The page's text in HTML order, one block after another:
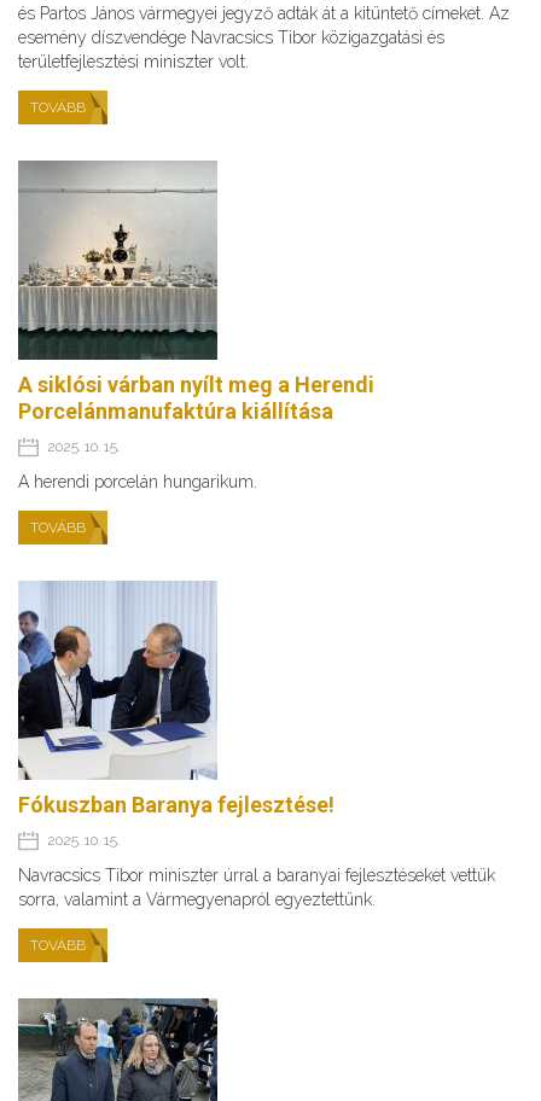
és Partos János vármegyei jegyző adták át a kitüntető címeket. Az
esemény díszvendége Navracsics Tibor közigazgatási és
területfejlesztési miniszter volt.
TOVÁBB
A siklósi várban nyílt meg a Herendi
Porcelánmanufaktúra kiállítása
2025. 10. 15.
A herendi porcelán hungarikum.
TOVÁBB
Fókuszban Baranya fejlesztése!
2025. 10. 15.
Navracsics Tibor miniszter úrral a baranyai fejlesztéseket vettük
sorra, valamint a Vármegyenapról egyeztettünk.
TOVÁBB